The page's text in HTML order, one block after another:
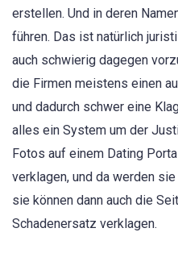
erstellen. Und in deren
führen. Das ist natürlich
auch schwierig dagegen
die Firmen meistens einen
und dadurch schwer eine
alles ein System um der
Fotos auf einem Dating
verklagen, und da werden
sie können dann auch die
Schadenersatz verklagen.